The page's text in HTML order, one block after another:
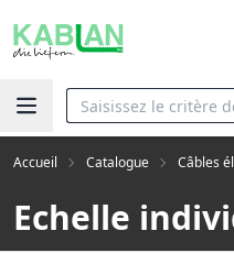
Accueil Catalogue Câbles
Echelle